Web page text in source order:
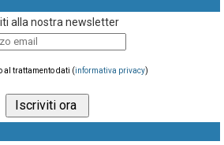
alla nostra newsletter
al trattamento dati (informativa privacy)